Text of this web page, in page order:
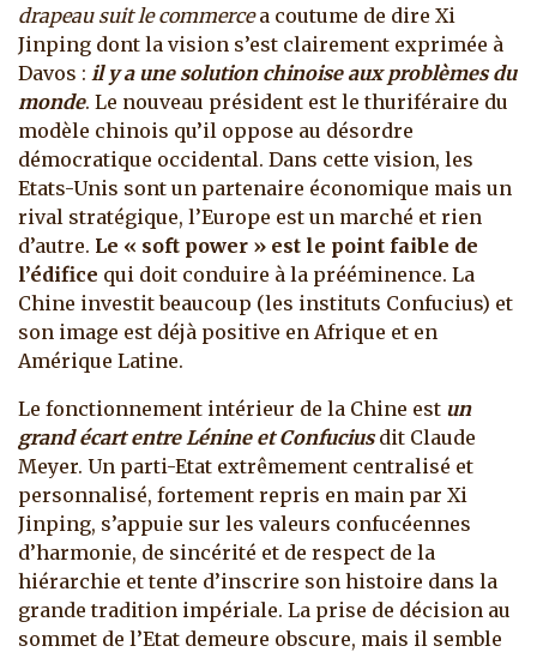
drapeau suit le commercea coutume de dire Xi
Jinping dont la vision s’est clairement exprimée à
Davos : il y a une solution chinoise aux problèmes du
monde. Le nouveau président est le thuriféraire du
modèle chinois qu’il oppose au désordre
démocratique occidental. Dans cette vision, les
Etats-Unis sont un partenaire économique mais un
rival stratégique, l’Europe est un marché et rien
d’autre. Le « soft power » est le point faible de
l’édifice qui doit conduire à la prééminence. La
Chine investit beaucoup (les instituts Confucius) et
son image est déjà positive en Afrique et en
Amérique Latine.
Le fonctionnement intérieur de la Chine est un
grand écart entre Lénine et Confucius dit Claude
Meyer. Un parti-Etat extrêmement centralisé et
personnalisé, fortement repris en main par Xi
Jinping, s’appuie sur les valeurs confucéennes
d’harmonie, de sincérité et de respect de la
hiérarchie et tente d’inscrire son histoire dans la
grande tradition impériale. La prise de décision au
sommet de l’Etat demeure obscure, mais il semble